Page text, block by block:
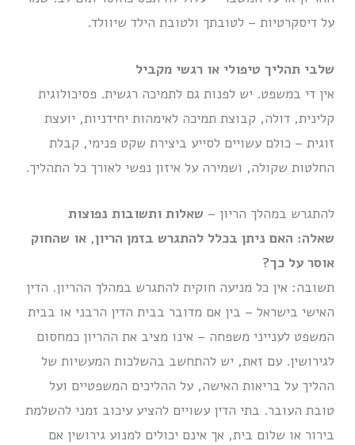
על דיסקרטיות – לטובתך ולטובת הילד שיוולד.
שלבי תהליך טיפולי או רגשי מקביל
אין די במשפט. יש לפנות גם לתמיכה רגשית. פסיכולוגית
קלינית, דולה, קבוצת תמיכה לאימהות יחידניות, יועצת
זוגית – כולם עשויים לסייע ביצירת שקט פנימי, קבלת
החלטות שקולה, ושמירה על איזון נפשי לאורך כל התהליך.
להתגרש במהלך הריון – שאלות ותשובות נפוצות
שאלה: האם ניתן בכלל להתגרש בזמן הריון, או שהחוק
אוסר על כך?
תשובה: אין כל מניעה חוקית להתגרש במהלך ההריון. הדין
האישי בישראל – בין אם מדובר בבית הדין הרבני או בבית
המשפט לענייני משפחה – אינו מציב את ההריון כמחסום
לגירושין. עם זאת, יש להתחשב בהשלכות המעשיות של
ההליך על בריאות האישה, על ההליכים המשפטיים ועל
טובת העובר. בתי הדין עשויים להציע עיכוב זמני להשלמת
בירור או שלום בית, אך אינם יכולים למנוע גירושין אם